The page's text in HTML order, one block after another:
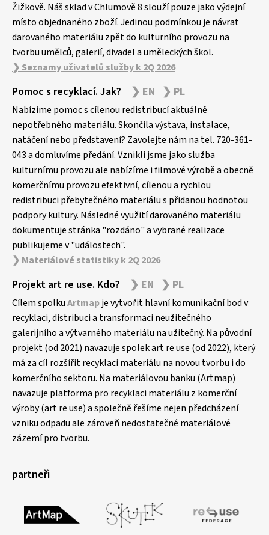
Žižkově. Náš sklad v Chlumově 8 slouží pouze jako výdejní
místo objednaného zboží. Jedinou podmínkou je návrat
darovaného materiálu zpět do kulturního provozu na
tvorbu umělců, galerií, divadel a uměleckých škol.
❯ Seznamy uživatelů služby k 2Q 2026
Pomoc s recyklací. Jak? ❯ EN ❯ PL
Nabízíme pomoc s cílenou redistribucí aktuálně
nepotřebného materiálu. Skončila výstava, instalace,
natáčení nebo představení? Zavolejte nám na tel. 720-361-
043 a domluvíme předání. Vznikli jsme jako služba
kulturnímu provozu ale nabízíme i filmové výrobě a obecně
komerčnímu provozu efektivní, cílenou a rychlou
redistribuci přebytečného materiálu s přidanou hodnotou
podpory kultury. Následné využití darovaného materiálu
dokumentuje stránka "rozdáno" a vybrané realizace
publikujeme v "událostech".
❯ Materiálové statistiky k 2Q 2026
Projekt art re use. Kdo? ❯ EN ❯ PL
Cílem spolkuArtmapje vytvořit hlavní komunikační bod v
recyklaci, distribuci a transformaci neužitečného
galerijního a výtvarného materiálu na užitečný. Na původní
projekt (od 2021) navazuje spolek art re use (od 2022), který
má za cíl rozšířit recyklaci materiálu na novou tvorbu i do
komerčního sektoru. Na materiálovou banku (Artmap)
navazuje platforma pro recyklaci materiálu z komerční
výroby (art re use) a společně řešíme nejen předcházení
vzniku odpadu ale zároveň nedostatečné materiálové
zázemí pro tvorbu.
partneři